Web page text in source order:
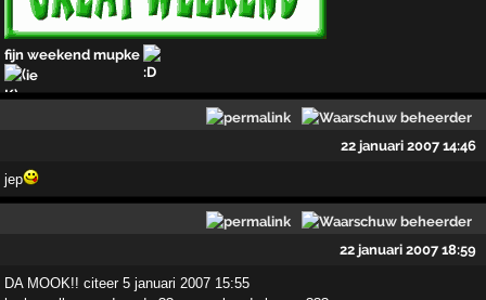
fijn weekend mupke
ie
22 januari 2007 14:46
jep
22 januari 2007 18:59
DA MOOK!! citeer 5 januari 2007 15:55